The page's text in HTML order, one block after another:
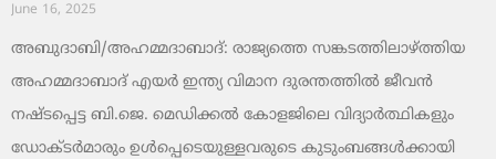
June 16, 2025
അബുദാബി/അഹമ്മദാബാദ്: രാജ്യത്തെ സങ്കടത്തിലാഴ്ത്തിയ
അഹമ്മദാബാദ് എയർ ഇന്ത്യ വിമാന ദുരന്തത്തിൽ ജീവൻ
നഷ്ടപ്പെട്ട ബി.ജെ. മെഡിക്കൽ കോളജിലെ വിദ്യാർത്ഥികളും
ഡോക്ടർമാരും ഉള്‍പ്പെടെയുള്ളവരുടെ കുടുംബങ്ങൾക്കായി